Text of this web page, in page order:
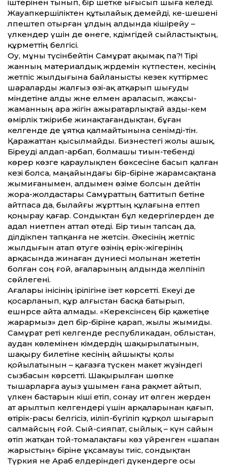
іштерінен тынып, бір шетке ығысып шыға келеді.
Жауапкершіліктен құтылайық демейді, әке-шешені
әлпештеп отырған ұлдың алдында кішірейу –
үлкендер үшін де өнеге, кәдімгідей сыйластықтың,
құрметтің белгісі.
Оу, мұны түсінбейтін Самұрат ақымақ па?! Тірі
жанның материалдық жәрдемін күтпестен, әкесінің
жетпіс жылдығына байланысты кезек күттірмес
шараларды жалғыз өзі-ақ атқарып шығуды
міндетіне алды және елмен араласып, жақсы-
жаманның ара жігін ажыратарлықтай азды-кем
өмірлік тәжірибе жинақтағандықтан, бұған
келгенде де ұятқа қалмайтынына сенімді-тін.
Қаражаттан қысылмайды. Бизнестегі жолы ашық.
Біреуді алдап-арбап, болмашы тиын-тебенді
көрер көзге қараулықпен бөксесіне басып қалған
кезі болса, маңайындағы бір-біріне жарамсақтана
жымиғанымен, алдымен өзіме болсын дейтін
жора-жолдастары Самұраттың баттитып бетіне
айтпаса да, былайғы жұрттың құлағына ептеп
қоңырау қағар. Сондықтан бұл кедергілерден де
адал ниетпен аттап өтеді. Бір тиын тапсаң да,
әділдікпен тапқанға не жетсін. Әкесінің жетпіс
жылдығын атап өтуге өзінің ерік-жігерінің
арқасында жинаған дүниесі молынан жететін
болған соң ғой, ағаларының алдында желпініп
сөйлегені.
Ағалары інісінің ірілігіне ізет көрсетті. Екеуі де
қосарланып, құр алғыстан басқа батырып,
ешнәрсе айта алмады. «Керексінсең бір қажетіңе
жарармыз» деп бір-біріне қарап, жылы жымиды.
Самұрат реті келгенде республикадан, облыстан,
аудан көлемінен кімдердің шақырылатынын,
шақыру билетіне әкесінің айшықты қолы
қойылатынын – қағазға түскен макет жүзіндегі
сызбасын көрсетті. Шақырылған шөпке
тышарларға ауыз ұшымен ғана рақмет айтып,
үлкен бастарын кіші етіп, сонау ит өлген жерден
ат арылтып келгендері үшін арқаларынан қағып,
өтірік-расы белгісіз, иіліп-бүгіліп құрқол шығарып
салмайсың ғой. Сый-сияпат, сыйлық – күн сайын
өтіп жатқан той-томалақтағы көз үйренген «шапан
жарыстың» біріне ұқсамауы тиіс, сондықтан
Түркия не Араб елдеріндегі дүкендерге осы